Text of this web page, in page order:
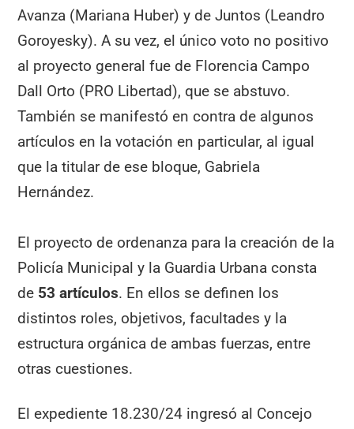
Avanza (Mariana Huber) y de Juntos (Leandro
Goroyesky). A su vez, el único voto no positivo
al proyecto general fue de Florencia Campo
Dall Orto (PRO Libertad), que se abstuvo.
También se manifestó en contra de algunos
artículos en la votación en particular, al igual
que la titular de ese bloque, Gabriela
Hernández.
El proyecto de ordenanza para la creación de la
Policía Municipal y la Guardia Urbana consta
de 53 artículos. En ellos se definen los
distintos roles, objetivos, facultades y la
estructura orgánica de ambas fuerzas, entre
otras cuestiones.
El expediente 18.230/24 ingresó al Concejo